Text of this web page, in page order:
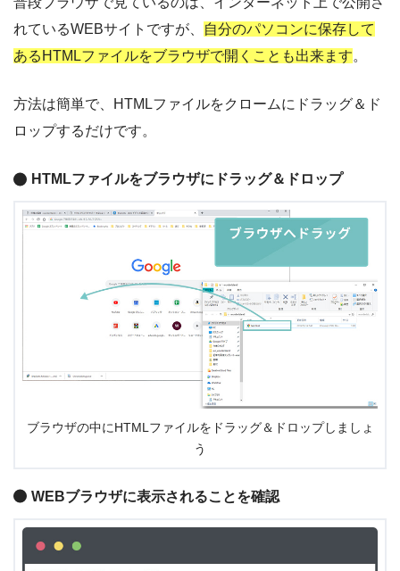
れているWEBサイトですが、
自分のパソコンに保存して
あるHTMLファイルをブラウザで開くことも出来ます。
方法は簡単で、HTMLファイルをクロームにドラッグ＆ド
ロップするだけです。
HTMLファイルをブラウザにドラッグ＆ドロップ
ブラウザの中にHTMLファイルをドラッグ＆ドロップしましょ
う
WEBブラウザに表示されることを確認